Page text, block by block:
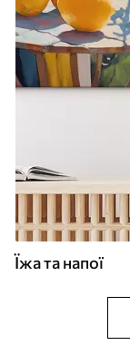
Їжа та напої